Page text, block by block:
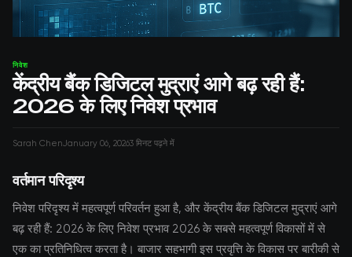
निवेश
केंद्रीय बैंक डिजिटल मुद्राएं आगे बढ़ रही हैं:
2026 के लिए निवेश प्रभाव
Sarah ChenJanuary 06, 20263 मिनट पढ़ने में
वर्तमान परिदृश्य
निवेश परिदृश्य में महत्वपूर्ण परिवर्तन हुआ है, और केंद्रीय बैंक डिजिटल मुद्राएं आगे
बढ़ रही हैं: 2026 के लिए निवेश प्रभाव 2026 के सबसे महत्वपूर्ण विकासों में से
एक का प्रतिनिधित्व करता है। बाजार सहभागी इस प्रवृत्ति के विकास पर बारीकी से